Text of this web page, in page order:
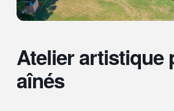
Atelier artistique
aînés